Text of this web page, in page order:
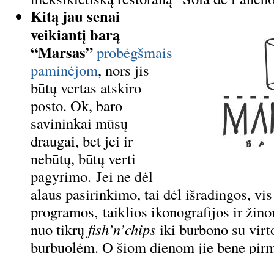
Kitą jau senai
veikiantį barą
“Marsas”probėgšmais
paminėjom, nors jis
būtų vertas atskiro
posto. Ok, baro
savininkai mūsų
draugai, bet jei ir
nebūtų, būtų verti
pagyrimo. Jei ne dėl
alaus pasirinkimo, tai dėl išradingos,
programos, taiklios ikonografijos ir
nuo tikrų fish’n’chips iki burbono su
burbuolėm. O šiom dienom jie bene